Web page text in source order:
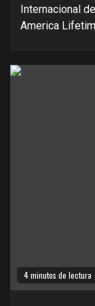
Internacional
America
4 minutos de lectura